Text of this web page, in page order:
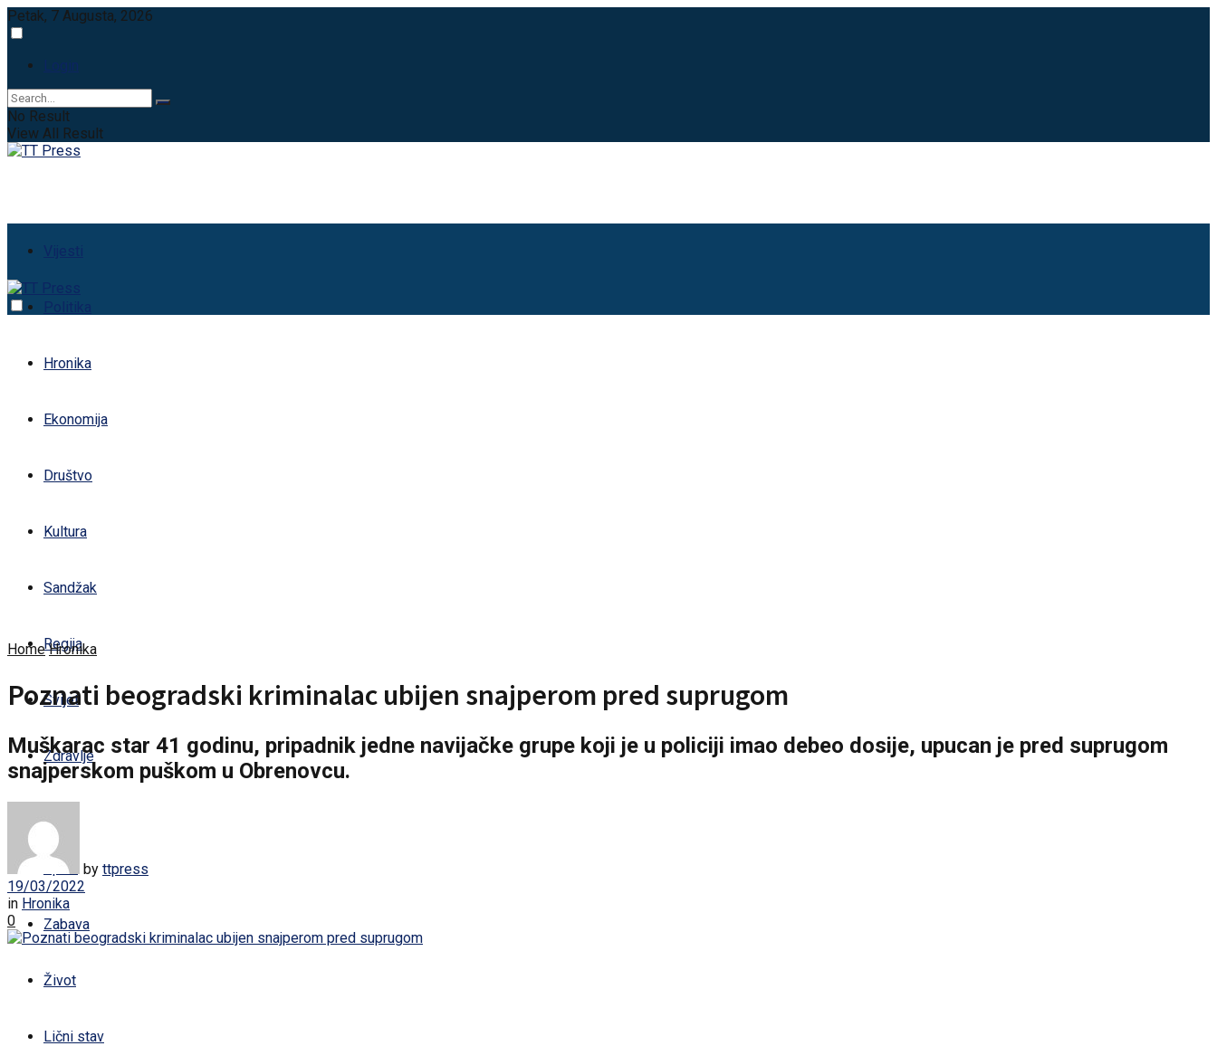
Petak, 7 Augusta, 2026
Login
No Result
View All Result
Vijesti
Politika
Hronika
Ekonomija
Društvo
Kultura
Sandžak
Regija
Svijet
Zdravlje
Sport
Zabava
Život
Lični stav
Home Hronika
Poznati beogradski kriminalac ubijen snajperom pred suprugom
Muškarac star 41 godinu, pripadnik jedne navijačke grupe koji je u policiji imao debeo dosije, upucan je pred suprugom
snajperskom puškom u Obrenovcu.
by ttpress
19/03/2022
in Hronika
0